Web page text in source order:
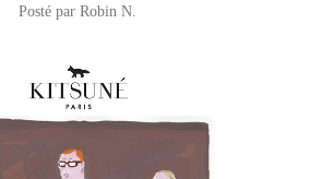
Posté par Robin N.